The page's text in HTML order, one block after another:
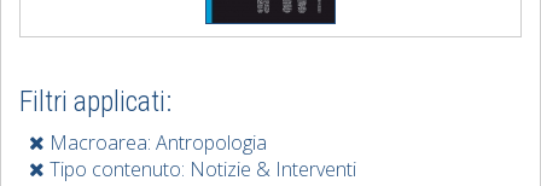
Filtri applicati:
Macroarea: Antropologia
Tipo contenuto: Notizie & Interventi